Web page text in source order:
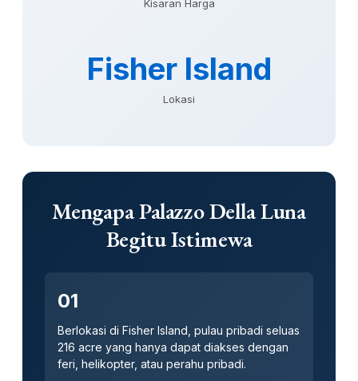
Kisaran Harga
Fisher Island
Lokasi
Mengapa Palazzo Della Luna
Begitu Istimewa
01
Berlokasi di Fisher Island, pulau pribadi seluas
216 acre yang hanya dapat diakses dengan
feri, helikopter, atau perahu pribadi.